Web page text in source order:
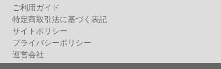
ご利用ガイド
特定商取引法に基づく表記
サイトポリシー
プライバシーポリシー
運営会社